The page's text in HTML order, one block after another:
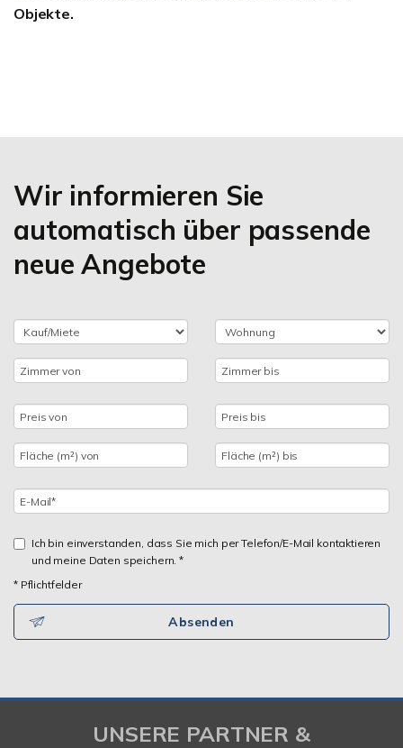
Objekte.
Wir informieren Sie
automatisch über passende
neue Angebote
Ich bin einverstanden, dass Sie mich per Telefon/E-Mail kontaktieren
und meine Daten speichern. *
* Pflichtfelder
Absenden
UNSERE PARTNER &